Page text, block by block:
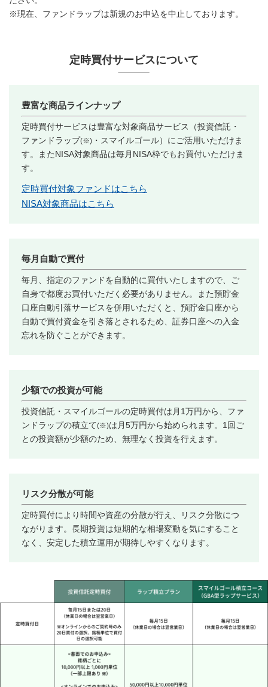
※現在、ファンドラップは新規のお申込を中止しております。
定時買付サービスについて
豊富な商品ラインナップ
定時買付サービスは豊富な対象商品サービス（投資信託・
ファンドラップ(※) ・スマイルゴール）にご活用いただけま
す。またNISA対象商品は毎月NISA枠でもお買付いただけま
す。
定時買付対象ファンドはこちら
NISA対象商品はこちら
毎月自動で買付
毎月、指定のファンドを自動的に買付いたしますので、ご
自身で都度お買付いただく必要がありません。また預貯金
口座自動引落サービスを併用いただくと、預貯金口座から
自動で買付資金を引き落とされるため、証券口座への入金
忘れを防ぐことができます。
少額での投資が可能
投資信託・スマイルゴールの定時買付は月1万円から、ファ
ンドラップの積立て(※)は月5万円から始められます。1回ご
との投資額が少額のため、無理なく投資を行えます。
リスク分散が可能
定時買付により時間や資産の分散が行え、リスク分散につ
ながります。長期投資は短期的な相場変動を気にすること
なく、安定した積立運用が期待しやすくなります。